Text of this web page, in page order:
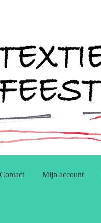
Contact Mijn account